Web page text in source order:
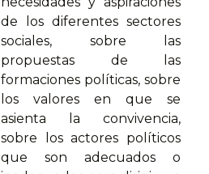
de los diferentes sectores
sociales, sobre las
propuestas de las
formaciones políticas, sobre
los valores en que se
asienta la convivencia,
sobre los actores políticos
que son adecuados o